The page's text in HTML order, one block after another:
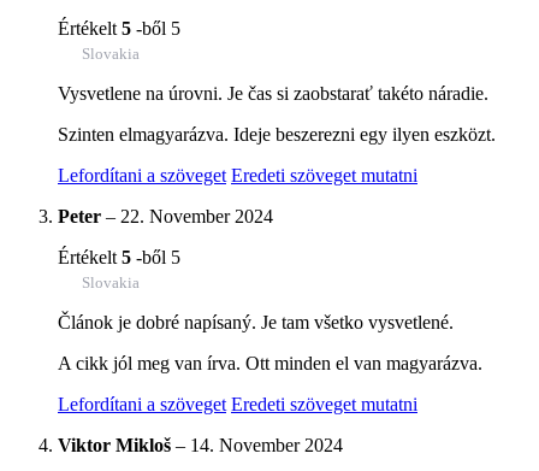
Értékelt 5 -ből 5
Slovakia
Vysvetlene na úrovni. Je čas si zaobstarať takéto náradie.
Szinten elmagyarázva. Ideje beszerezni egy ilyen eszközt.
Lefordítani a szöveget Eredeti szöveget mutatni
Peter – 22. November 2024
Értékelt 5 -ből 5
Slovakia
Článok je dobré napísaný. Je tam všetko vysvetlené.
A cikk jól meg van írva. Ott minden el van magyarázva.
Lefordítani a szöveget Eredeti szöveget mutatni
Viktor Mikloš – 14. November 2024